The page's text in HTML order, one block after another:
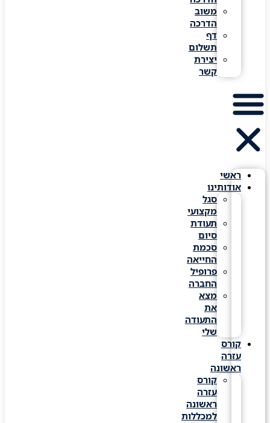
משוב
הדרכה
דף
תשלום
יצירת
ראשי
אודותינו
סגל
מקצועי
תעודת
סכמת
החייאה
פרופיל
החברה
מצא
התעודה
קורס
עזרה
ראשונה
קורס
עזרה
ראשונה
למכללות